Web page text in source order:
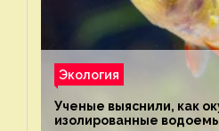
Экология
Ученые выяснили, как
изолированные